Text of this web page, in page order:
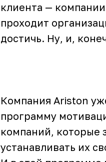
клиента —
проходит
достичь. Ну, и,
Компания Ariston
программу
компаний, которые
устанавливать их